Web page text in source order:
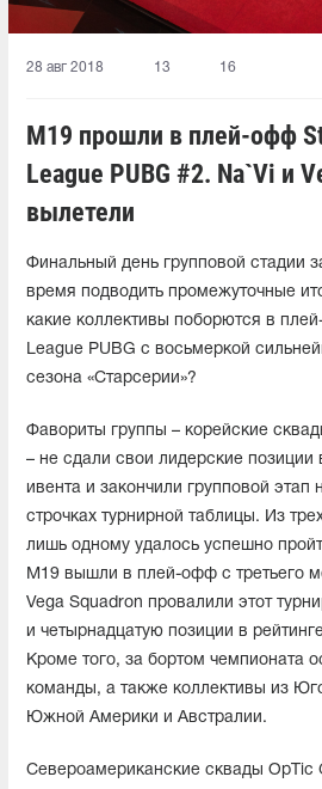
28 авг 2018 13 16
M19 прошли в плей-офф
League PUBG #2. Na`Vi и
вылетели
Финальный день групповой стадии
время подводить промежуточные
какие коллективы поборются в
League PUBG с восьмеркой
сезона «Старсерии»?
Фавориты группы – корейские
– не сдали свои лидерские позиции
ивента и закончили групповой этап
строчках турнирной таблицы. Из
лишь одному удалось успешно
M19 вышли в плей-офф с третьего
Vega Squadron провалили этот
и четырнадцатую позиции в
Кроме того, за бортом чемпионата
команды, а также коллективы из
Южной Америки и Австралии.
Североамериканские сквады OpTic